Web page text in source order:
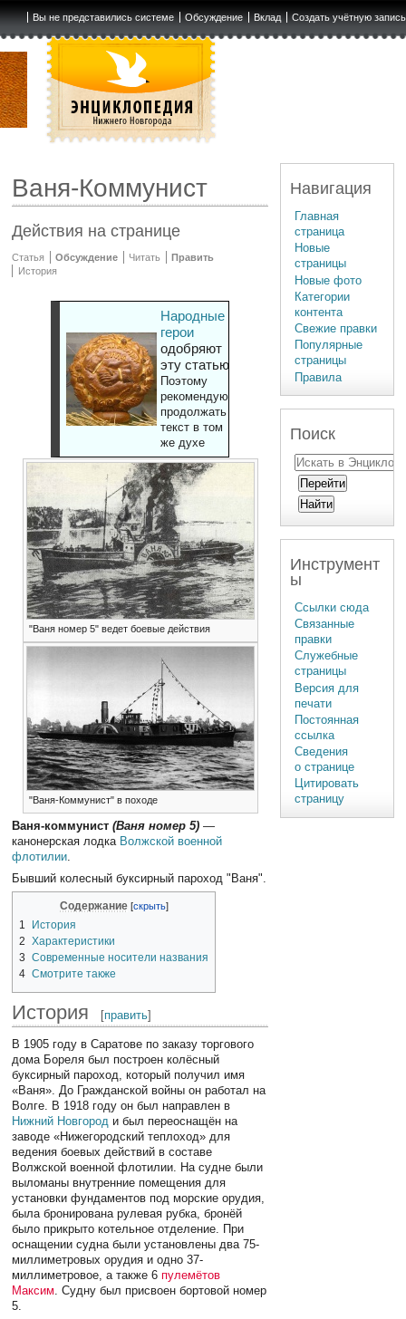
Вы не представились системе Обсуждение Вклад Создать учётную запись
Ваня-Коммунист
Действия на странице
Статья Обсуждение Читать
Править
История
Народные
герои
одобряют
эту статью
Поэтому
рекомендуют
продолжать
текст в том
же духе
"Ваня номер 5" ведет боевые действия
"Ваня-Коммунист" в походе
Ваня-коммунист(Ваня номер 5) —
канонерская лодка Волжской военной
флотилии.
Бывший колесный буксирный пароход "Ваня".
Содержание
1
История
2
Характеристики
3
Современные носители названия
4 Смотрите также
История [править]
В 1905 году в Саратове по заказу торгового
дома Бореля был построен колёсный
буксирный пароход, который получил имя
«Ваня». До Гражданской войны он работал на
Волге. В 1918 году он был направлен в
Нижний Новгород и был переоснащён на
заводе «Нижегородский теплоход» для
ведения боевых действий в составе
Волжской военной флотилии. На судне были
выломаны внутренние помещения для
установки фундаментов под морские орудия,
была бронирована рулевая рубка, бронёй
было прикрыто котельное отделение. При
оснащении судна были установлены два 75-
миллиметровых орудия и одно 37-
миллиметровое, а также 6пулемётов
Максим. Судну был присвоен бортовой номер
5.
Навигация
Главная
страница
Новые
страницы
Новые фото
Категории
контента
Свежие правки
Популярные
страницы
Правила
Поиск
Инструмент
ы
Ссылки сюда
Связанные
правки
Служебные
страницы
Версия для
печати
Постоянная
ссылка
Сведения
о странице
Цитировать
страницу